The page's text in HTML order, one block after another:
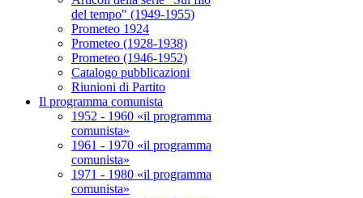
del tempo" (1949-1955)
Prometeo 1924
Prometeo (1928-1938)
Prometeo (1946-1952)
Catalogo pubblicazioni
Riunioni di Partito
Il programma comunista
1952 - 1960 «il programma
comunista»
1961 - 1970 «il programma
comunista»
1971 - 1980 «il programma
comunista»